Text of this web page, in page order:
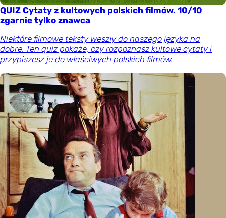
QUIZ Cytaty z kultowych polskich filmów. 10/10
zgarnie tylko znawca
Niektóre filmowe teksty weszły do naszego języka na
dobre. Ten quiz pokaże, czy rozpoznasz kultowe cytaty i
przypiszesz je do właściwych polskich filmów.